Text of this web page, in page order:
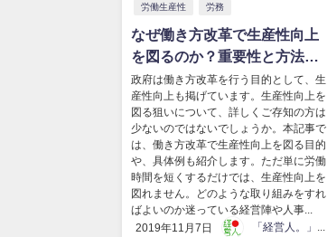
労働生産性 労務
なぜ働き方改革で生産性向上
を図るのか？重要性と方法を
紹介
政府は働き方改革を行う目的として、生
産性向上も掲げています。生産性向上を
図る狙いについて、詳しくご存知の方は
少ないのではないでしょうか。本記事で
は、働き方改革で生産性向上を図る目的
や、具体例も紹介します。ただ単に労働
時間を短くするだけでは、生産性向上を
図れません。どのような取り組みをすれ
ばよいのか迷っている経営陣や人事...
2019年11月7日